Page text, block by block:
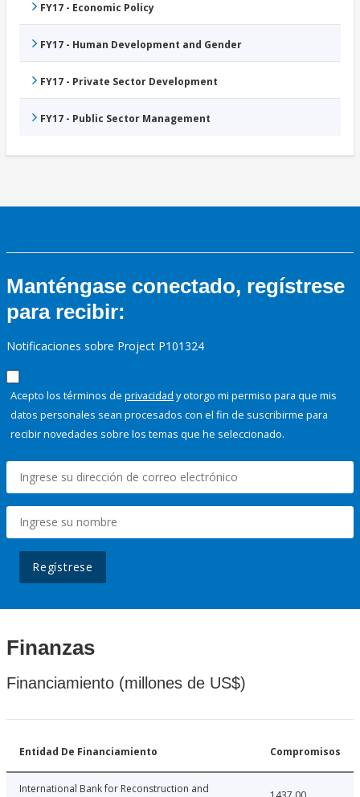
FY17 - Economic Policy
FY17 - Human Development and Gender
FY17 - Private Sector Development
FY17 - Public Sector Management
Manténgase conectado, regístrese
para recibir:
Notificaciones sobre Project P101324
Acepto los términos de privacidad y otorgo mi permiso para que mis
datos personales sean procesados con el fin de suscribirme para
recibir novedades sobre los temas que he seleccionado.
Regístrese
Finanzas
Financiamiento (millones de US$)
Entidad De Financiamiento Compromisos
International Bank for Reconstruction and